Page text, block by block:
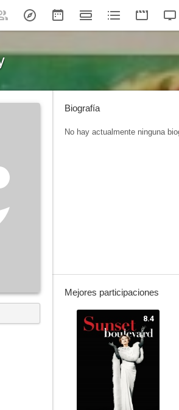
Biografía
No hay actualmente ninguna
Mejores participaciones
8.4